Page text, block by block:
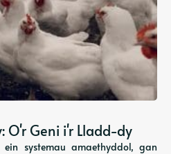
O'r Geni i'r Lladd-dy
systemau amaethyddol, gan